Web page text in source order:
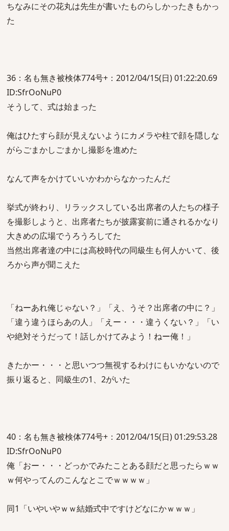
ちなみにその花丸は先生が書いたものらしかったきもかっ
た
36：名も無き被検体774号+：2012/04/15(日) 01:22:20.69
ID:SfrOoNuP0
そうして、式は始まった
俺はひたすら顔が見えないようにカメラや柱で顔を隠しな
がらごまかしごまかし撮影を進めた
なんて声をかけていいかわからなかったんだ
挙式が終わり、リラックスしている出席者の人たちの様子
を撮影しようと、出席者たちが披露宴前に通されるかなり
大きめの広場でうろうろしてた
当然出席者達の中には高校時代の同級生も何人かいて、後
ろから声が聞こえた
「ねーあれ俺じゃない？」「え、うそ？出席者の中に？」
「違う違うほらあの人」「えー・・・違うくない？」「い
や絶対そうだって！話しかけてみよう！ねー俺！」
きたかー・・・と思いつつ無視するわけにもいかないので
振り返ると、同級生の1、2がいた
40：名も無き被検体774号+：2012/04/15(日) 01:29:53.28
ID:SfrOoNuP0
俺「おー・・・どっかでみたことある顔だと思ったらｗｗ
ｗ何やってんのこんなとこでｗｗｗｗ」
同1「いやいやｗｗ結婚式中ですけどなにかｗｗｗ」